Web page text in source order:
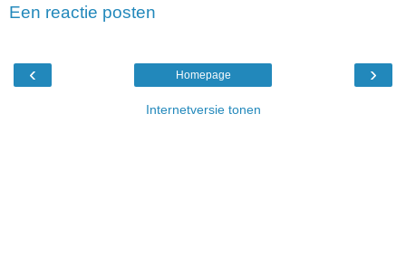
Een reactie posten
‹ ›
Homepage
Internetversie tonen